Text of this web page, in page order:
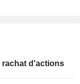
rachat d'actions